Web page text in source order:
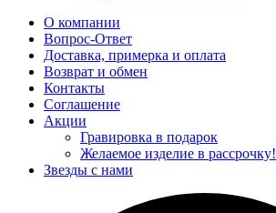
О компании
Вопрос-Ответ
Доставка, примерка и оплата
Возврат и обмен
Контакты
Соглашение
Акции
Гравировка в подарок
Желаемое изделие в рассрочку!
Звезды с нами